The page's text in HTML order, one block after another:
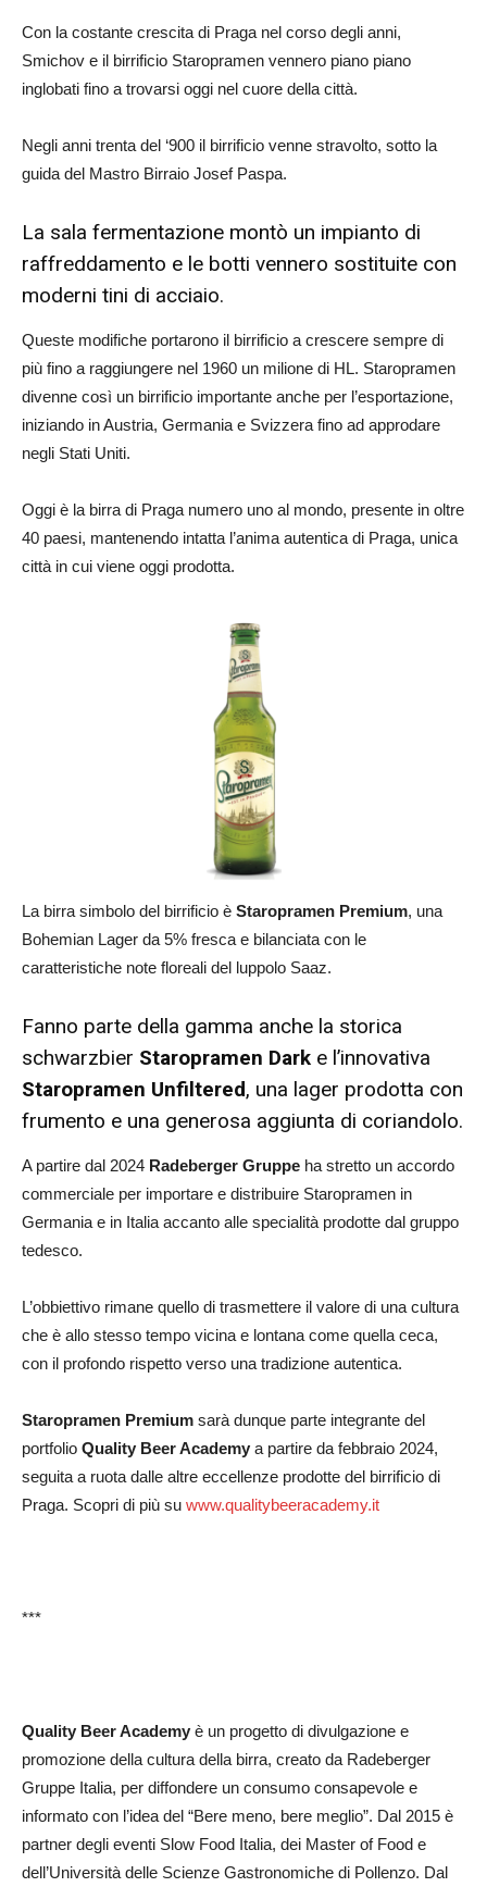
Con la costante crescita di Praga nel corso degli anni,
Smichov e il birrificio Staropramen vennero piano piano
inglobati fino a trovarsi oggi nel cuore della città.
Negli anni trenta del ‘900 il birrificio venne stravolto, sotto la
guida del Mastro Birraio Josef Paspa.
La sala fermentazione montò un impianto di
raffreddamento e le botti vennero sostituite con
moderni tini di acciaio.
Queste modifiche portarono il birrificio a crescere sempre di
più fino a raggiungere nel 1960 un milione di HL. Staropramen
divenne così un birrificio importante anche per l’esportazione,
iniziando in Austria, Germania e Svizzera fino ad approdare
negli Stati Uniti.
Oggi è la birra di Praga numero uno al mondo, presente in oltre
40 paesi, mantenendo intatta l’anima autentica di Praga, unica
città in cui viene oggi prodotta.
La birra simbolo del birrificio è Staropramen Premium, una
Bohemian Lager da 5% fresca e bilanciata con le
caratteristiche note floreali del luppolo Saaz.
Fanno parte della gamma anche la storica
schwarzbier Staropramen Dark e l’innovativa
Staropramen Unfiltered, una lager prodotta con
frumento e una generosa aggiunta di coriandolo.
A partire dal 2024 Radeberger Gruppe ha stretto un accordo
commerciale per importare e distribuire Staropramen in
Germania e in Italia accanto alle specialità prodotte dal gruppo
tedesco.
L’obbiettivo rimane quello di trasmettere il valore di una cultura
che è allo stesso tempo vicina e lontana come quella ceca,
con il profondo rispetto verso una tradizione autentica.
Staropramen Premium sarà dunque parte integrante del
portfolio Quality Beer Academy a partire da febbraio 2024,
seguita a ruota dalle altre eccellenze prodotte del birrificio di
Praga. Scopri di più su www.qualitybeeracademy.it
***
Quality Beer Academy è un progetto di divulgazione e
promozione della cultura della birra, creato da Radeberger
Gruppe Italia, per diffondere un consumo consapevole e
informato con l’idea del “Bere meno, bere meglio”. Dal 2015 è
partner degli eventi Slow Food Italia, dei Master of Food e
dell’Università delle Scienze Gastronomiche di Pollenzo. Dal